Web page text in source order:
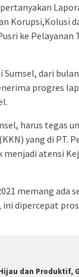
Korupsi,Kolusi
ke Pelayanan
dari bulan
progres
harus tegas
yang di PT.
menjadi atensi
memang ada
ini dipercepat
dan Produktif,